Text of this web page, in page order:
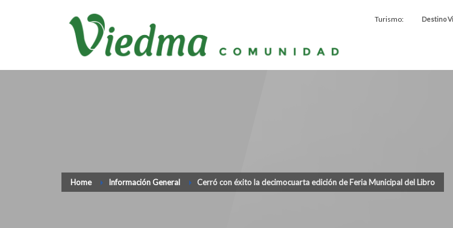
Turismo: Destino
Home Información General Cerró con éxito la decimocuarta edición de Feria Municipal del Libro